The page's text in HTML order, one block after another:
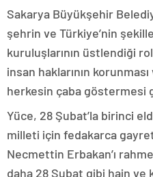
Sakarya Büyükşehir
şehrin ve Türkiye’nin
kuruluşlarının üstlendiği
insan haklarının
herkesin çaba göstermesi
Yüce, 28 Şubat’la birinci
milleti için fedakarca
Necmettin Erbakan’ı
daha 28 Şubat gibi hain ve